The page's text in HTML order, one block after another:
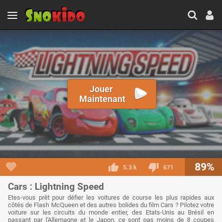
Jouer
Maintenant
5.3 k 671 89%
Cars : Lightning Speed
Etes-vous prêt pour défier les voitures de course les plus rapides aux
côtés de Flash McQueen et des autres bolides du film Cars ? Pilotez votre
voiture sur les circuits du monde entier, des Etats-Unis au Brésil en
passant par l'Allemagne et le Japon, ce sont pas moins de 8 coupes